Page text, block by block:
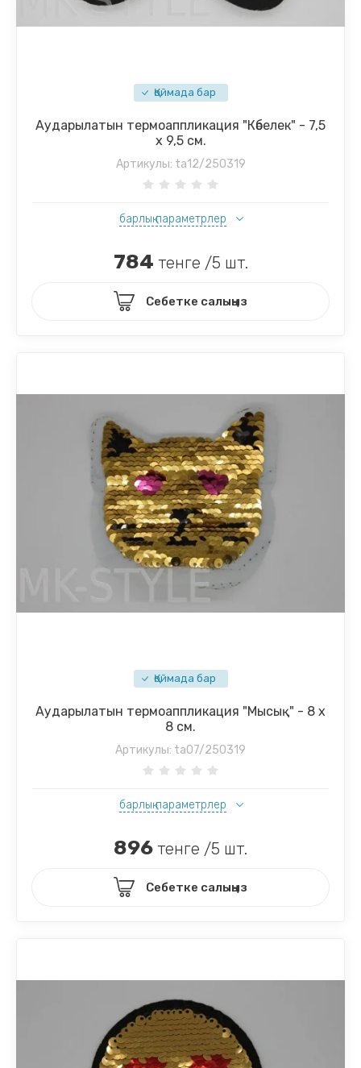
Қоймада бар
Аударылатын термоаппликация "Көбелек" - 7,5
х 9,5 см.
Артикулы: ta12/250319
барлық параметрлер
784 тенге /5 шт.
Себетке салыңыз
Қоймада бар
Аударылатын термоаппликация "Мысық" - 8 х
8 см.
Артикулы: ta07/250319
барлық параметрлер
896 тенге /5 шт.
Себетке салыңыз